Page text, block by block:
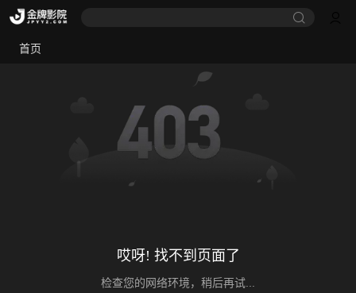
首页
哎呀! 找不到页面了
检查您的网络环境，稍后再试...